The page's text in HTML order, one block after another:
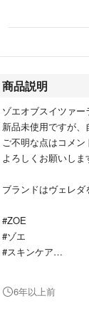
商品説明
ゾエオブスイツァー
新品未使用ですが、
ご不明な点はコメン
よろしくお願いしま
ブランドはヴェレダ
#ZOE
#ゾエ
#スキンケア
#保湿クリーム
6年以上前